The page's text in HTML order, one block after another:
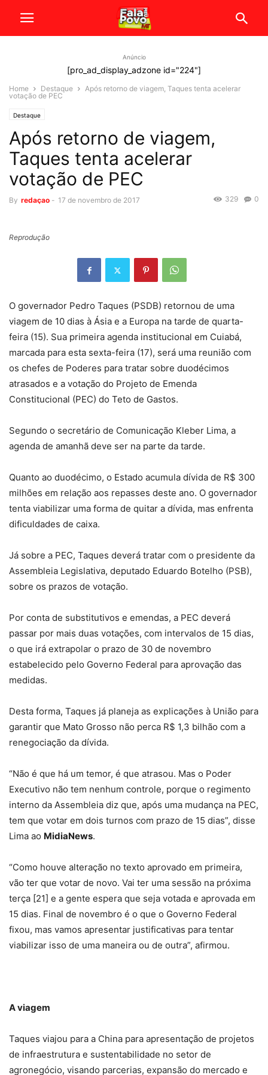
Anúncio
[pro_ad_display_adzone id="224"]
Home Destaque
Após retorno de viagem, Taques tenta acelerar
votação de PEC
Destaque
Após retorno de viagem,
Taques tenta acelerar
votação de PEC
By redaçao - 17 de novembro de 2017 0
329
Reprodução
O governador Pedro Taques (PSDB) retornou de uma
viagem de 10 dias à Ásia e a Europa na tarde de quarta-
feira (15). Sua primeira agenda institucional em Cuiabá,
marcada para esta sexta-feira (17), será uma reunião com
os chefes de Poderes para tratar sobre duodécimos
atrasados e a votação do Projeto de Emenda
Constitucional (PEC) do Teto de Gastos.
Segundo o secretário de Comunicação Kleber Lima, a
agenda de amanhã deve ser na parte da tarde.
Quanto ao duodécimo, o Estado acumula dívida de R$ 300
milhões em relação aos repasses deste ano. O governador
tenta viabilizar uma forma de quitar a dívida, mas enfrenta
dificuldades de caixa.
Já sobre a PEC, Taques deverá tratar com o presidente da
Assembleia Legislativa, deputado Eduardo Botelho (PSB),
sobre os prazos de votação.
Por conta de substitutivos e emendas, a PEC deverá
passar por mais duas votações, com intervalos de 15 dias,
o que irá extrapolar o prazo de 30 de novembro
estabelecido pelo Governo Federal para aprovação das
medidas.
Desta forma, Taques já planeja as explicações à União para
garantir que Mato Grosso não perca R$ 1,3 bilhão com a
renegociação da dívida.
“Não é que há um temor, é que atrasou. Mas o Poder
Executivo não tem nenhum controle, porque o regimento
interno da Assembleia diz que, após uma mudança na PEC,
tem que votar em dois turnos com prazo de 15 dias”, disse
Lima ao MidiaNews.
“Como houve alteração no texto aprovado em primeira,
vão ter que votar de novo. Vai ter uma sessão na próxima
terça [21] e a gente espera que seja votada e aprovada em
15 dias. Final de novembro é o que o Governo Federal
fixou, mas vamos apresentar justificativas para tentar
viabilizar isso de uma maneira ou de outra”, afirmou.
A viagem
Taques viajou para a China para apresentação de projetos
de infraestrutura e sustentabilidade no setor de
agronegócio, visando parcerias, expansão do mercado e